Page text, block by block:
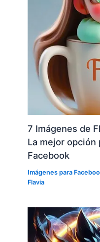
7 Imágenes de
La mejor opción
Facebook
Imágenes para
Flavia